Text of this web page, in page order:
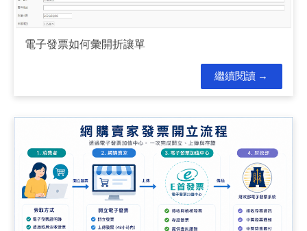
電子發票如何彙開折讓單
繼續閱讀